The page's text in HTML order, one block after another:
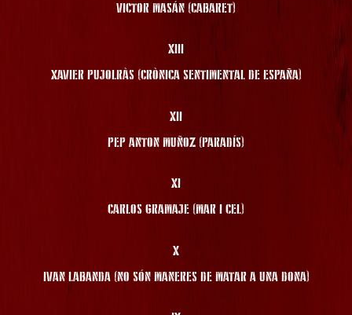
VICTOR MASÁN (CABARET)
XIII
XAVIER PUJOLRÀS (CRÒNICA SENTIMENTAL DE ESPAÑA)
XII
PEP ANTON MUÑOZ (PARADÍS)
XI
CARLOS GRAMAJE (MAR I CEL)
X
IVAN LABANDA (NO SÓN MANERES DE MATAR A UNA DONA)